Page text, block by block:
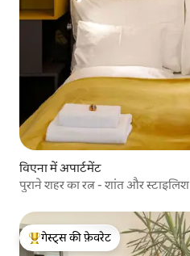
विएना में अपार्टमेंट
पुराने शहर का रत्न - शांत और स्टाइलिश
गेस्ट्स का टॉप फ़ेवरेट
गेस्ट्स की फ़ेवरेट